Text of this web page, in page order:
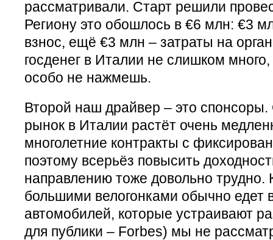
рассматривали. Старт решили
Региону это обошлось в €6 млн: €3
взнос, ещё €3 млн – затраты на
госденег в Италии не слишком
особо не нажмешь.
Второй наш драйвер – это
рынок в Италии растёт очень
многолетние контракты с
поэтому всерьёз повысить
направлению тоже довольно трудно.
большими велогонками обычно едет
автомобилей, которые устраивают
для публики – Forbes) мы не